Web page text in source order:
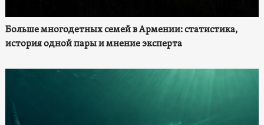
Больше многодетных семей в Армении: статистика,
история одной пары и мнение эксперта